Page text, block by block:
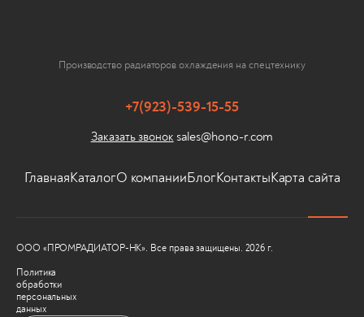
Производство радиаторов охлаждения на спецтехнику
ГлавнаяКаталогО компанииБлогКонтактыКарта сайта
+7(923)-539-15-55
Заказать звонок sales@hono-r.com
ООО «ПРОМРАДИАТОР-НК». Все права защищены. 2026 г.
Политика
обработки
персональных
данных